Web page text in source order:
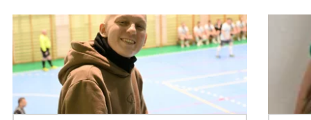
Ta sekcja zawiera treści przewijane w poziomie. Użyj